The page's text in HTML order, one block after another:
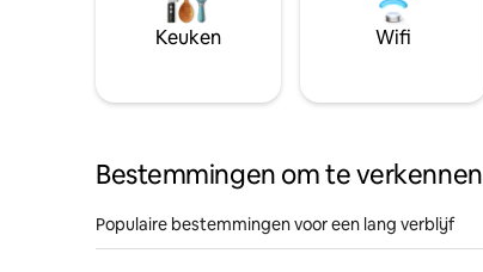
Keuken Wifi
Bestemmingen om te verkennen
Populaire bestemmingen voor een lang verblijf